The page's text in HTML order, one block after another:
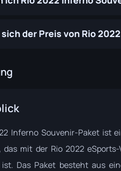
der Preis von Rio
Inferno Souvenir-Paket ist
das mit der Rio 2022
Das Paket besteht aus